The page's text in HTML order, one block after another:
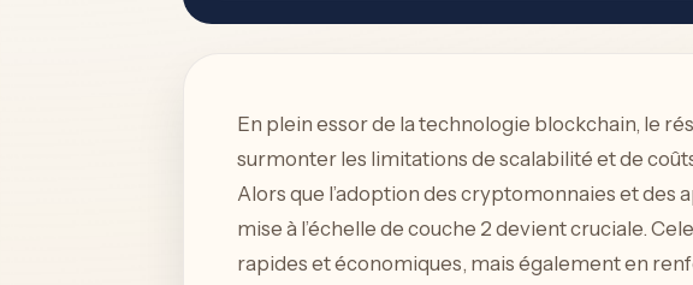
En plein essor de la technologie blockchain, le
surmonter les limitations de scalabilité et de
Alors que l’adoption des cryptomonnaies et des
mise à l’échelle de couche 2 devient cruciale.
rapides et économiques, mais également en